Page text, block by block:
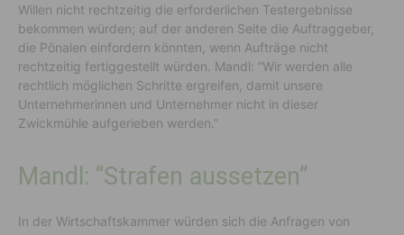
Willen nicht rechtzeitig die erforderlichen Testergebnisse
bekommen würden; auf der anderen Seite die Auftraggeber,
die Pönalen einfordern könnten, wenn Aufträge nicht
rechtzeitig fertiggestellt würden. Mandl: “Wir werden alle
rechtlich möglichen Schritte ergreifen, damit unsere
Unternehmerinnen und Unternehmer nicht in dieser
Zwickmühle aufgerieben werden.”
Mandl: “Strafen aussetzen”
In der Wirtschaftskammer würden sich die Anfragen von